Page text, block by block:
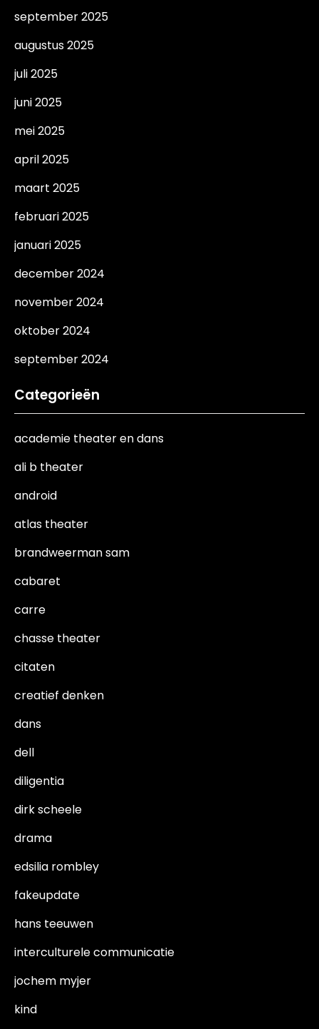
september 2025
augustus 2025
juli 2025
juni 2025
mei 2025
april 2025
maart 2025
februari 2025
januari 2025
december 2024
november 2024
oktober 2024
september 2024
Categorieën
academie theater en dans
ali b theater
android
atlas theater
brandweerman sam
cabaret
carre
chasse theater
citaten
creatief denken
dans
dell
diligentia
dirk scheele
drama
edsilia rombley
fakeupdate
hans teeuwen
interculturele communicatie
jochem myjer
kind